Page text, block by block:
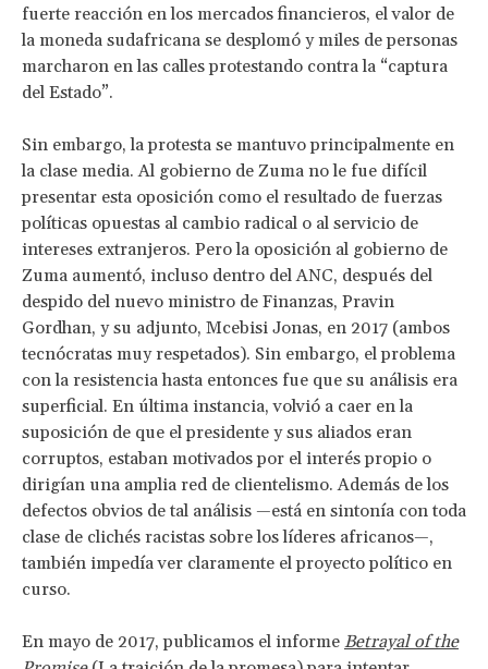
fuerte reacción en los mercados financieros, el valor de
la moneda sudafricana se desplomó y miles de personas
marcharon en las calles protestando contra la “captura
del Estado”.
Sin embargo, la protesta se mantuvo principalmente en
la clase media. Al gobierno de Zuma no le fue difícil
presentar esta oposición como el resultado de fuerzas
políticas opuestas al cambio radical o al servicio de
intereses extranjeros. Pero la oposición al gobierno de
Zuma aumentó, incluso dentro del ANC, después del
despido del nuevo ministro de Finanzas, Pravin
Gordhan, y su adjunto, Mcebisi Jonas, en 2017 (ambos
tecnócratas muy respetados). Sin embargo, el problema
con la resistencia hasta entonces fue que su análisis era
superficial. En última instancia, volvió a caer en la
suposición de que el presidente y sus aliados eran
corruptos, estaban motivados por el interés propio o
dirigían una amplia red de clientelismo. Además de los
defectos obvios de tal análisis —está en sintonía con toda
clase de clichés racistas sobre los líderes africanos—,
también impedía ver claramente el proyecto político en
curso.
En mayo de 2017, publicamos el informe Betrayal of the